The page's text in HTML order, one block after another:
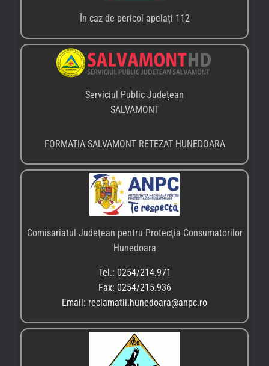
În caz de pericol apelați 112
Serviciul Public Județean
SALVAMONT
FORMATIA SALVAMONT RETEZAT HUNEDOARA
Comisariatul Judeţean pentru Protecţia Consumatorilor
Hunedoara
Tel.: 0254/214.971
Fax: 0254/215.936
Email: reclamatii.hunedoara@anpc.ro